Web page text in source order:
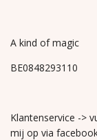
A kind of magic
BE0848293110
Klantenservice ->
mij op via